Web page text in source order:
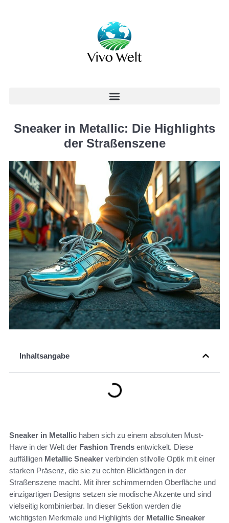
Sneaker in Metallic: Die Highlights
der Straßenszene
Inhaltsangabe
Sneaker in Metallic haben sich zu einem absoluten Must-
Have in der Welt der Fashion Trends entwickelt. Diese
auffälligen Metallic Sneaker verbinden stilvolle Optik mit einer
starken Präsenz, die sie zu echten Blickfängen in der
Straßenszene macht. Mit ihrer schimmernden Oberfläche und
einzigartigen Designs setzen sie modische Akzente und sind
vielseitig kombinierbar. In dieser Sektion werden die
wichtigsten Merkmale und Highlights der Metallic Sneaker